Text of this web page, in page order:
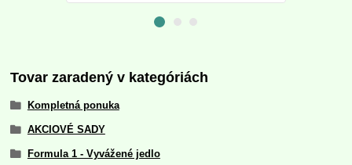
Tovar zaradený v kategóriách
Kompletná ponuka
AKCIOVÉ SADY
Formula 1 - Vyvážené jedlo